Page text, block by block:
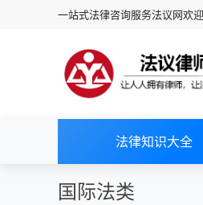
一站式法律咨询服务法议网欢迎
法律知识大全
国际法类